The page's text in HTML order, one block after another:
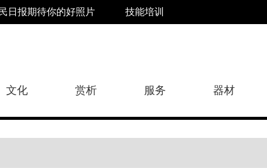
日报期待你的好照片 技能培训
文化 赏析 服务 器材